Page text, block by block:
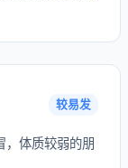
较易发
，体质较弱的朋